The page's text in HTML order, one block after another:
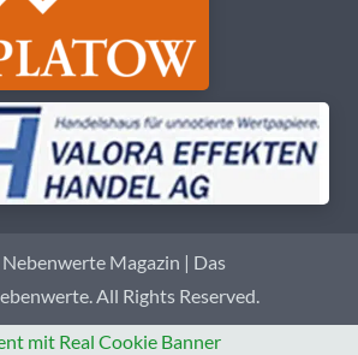
Magazin | Das
All Rights Reserved.
mit Real Cookie Banner